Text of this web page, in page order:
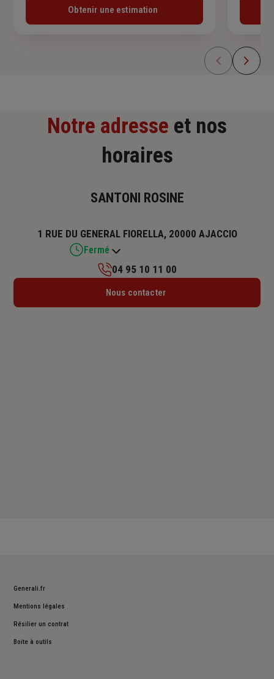
Obtenir une estimation
Notre adresse et nos
horaires
SANTONI ROSINE
1 RUE DU GENERAL FIORELLA, 20000 AJACCIO
Fermé
Lundi : 09h – 12h / 14h – 18h
04 95 10 11 00
Nous contacter
Generali.fr
Mentions légales
Résilier un contrat
Boite à outils